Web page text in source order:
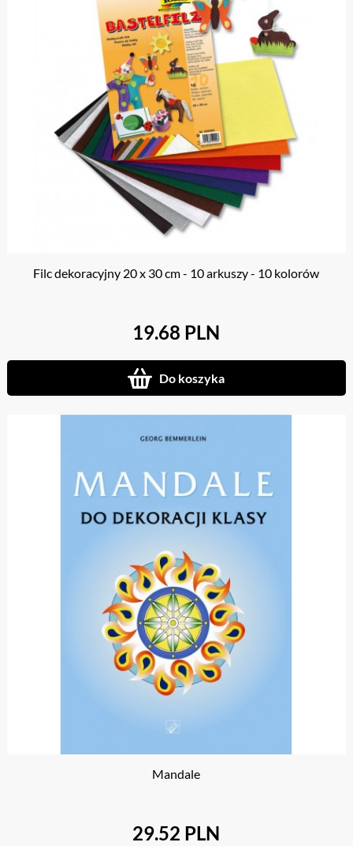
Filc dekoracyjny 20 x 30 cm - 10 arkuszy - 10 kolorów
19.68 PLN
Do koszyka
Mandale
29.52 PLN